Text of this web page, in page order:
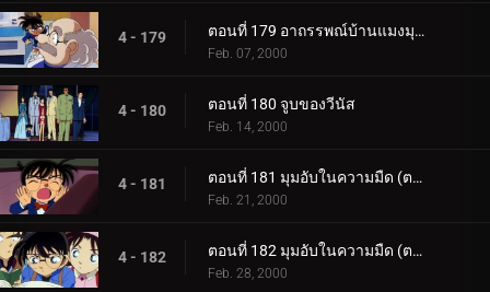
4 - 179 ตอนที่ 179 อาถรรพณ์บ้านแมงมุมที่ทตโทริ (ภาคปิดคดี)
Feb. 07, 2000
4 - 180 ตอนที่ 180 จูบของวีนัส
Feb. 14, 2000
4 - 181 ตอนที่ 181 มุมอับในความมืด (ตอนแรก)
Feb. 21, 2000
4 - 182 ตอนที่ 182 มุมอับในความมืด (ตอนจบ)
Feb. 28, 2000